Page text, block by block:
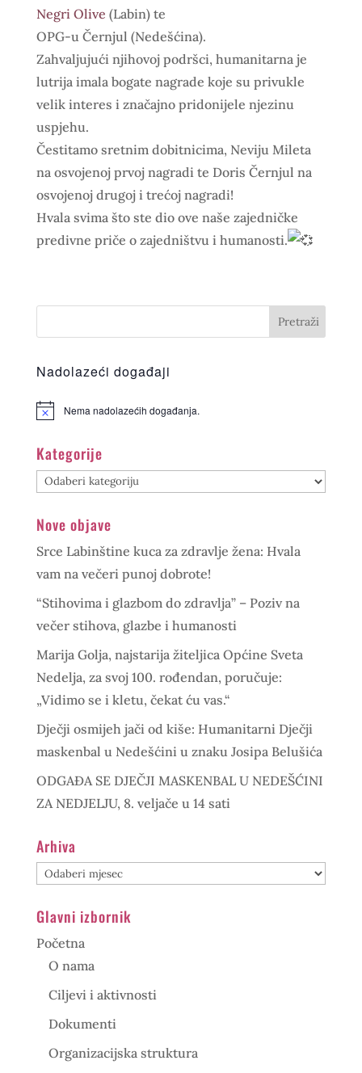
Negri Olive (Labin) te
​OPG-u Černjul (Nedešćina).
Zahvaljujući njihovoj podršci, humanitarna je
lutrija imala bogate nagrade koje su privukle
velik interes i značajno pridonijele njezinu
uspjehu.
​Čestitamo sretnim dobitnicima, Neviju Mileta
na osvojenoj prvoj nagradi te Doris Černjul na
osvojenoj drugoj i trećoj nagradi!
Hvala svima što ste dio ove naše zajedničke
predivne priče o zajedništvu i humanosti.
Nadolazeći događaji
Nema nadolazećih događanja.
Kategorije
Kategorije
Nove objave
Srce Labinštine kuca za zdravlje žena: Hvala
vam na večeri punoj dobrote!
“Stihovima i glazbom do zdravlja” – Poziv na
večer stihova, glazbe i humanosti
Marija Golja, najstarija žiteljica Općine Sveta
Nedelja, za svoj 100. rođendan, poručuje:
„Vidimo se i kletu, čekat ću vas.“
Dječji osmijeh jači od kiše: Humanitarni Dječji
maskenbal u Nedešćini u znaku Josipa Belušića
ODGAĐA SE DJEČJI MASKENBAL U NEDEŠĆINI
ZA NEDJELJU, 8. veljače u 14 sati
Arhiva
Arhiva
Glavni izbornik
Početna
O nama
Ciljevi i aktivnosti
Dokumenti
Organizacijska struktura